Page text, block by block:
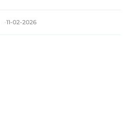
11-02-2026